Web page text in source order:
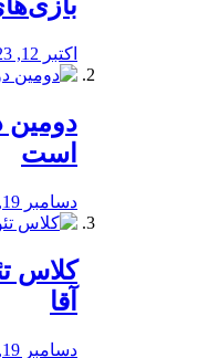
اکتبر 12, 2023
دومین
است
دسامبر 19, 2019
آقا
دسامبر 19, 2019